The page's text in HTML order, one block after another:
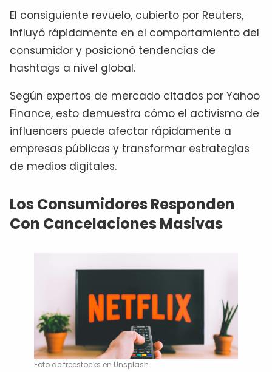
El consiguiente revuelo, cubierto por Reuters,
influyó rápidamente en el comportamiento del
consumidor y posicionó tendencias de
hashtags a nivel global.
Según expertos de mercado citados por Yahoo
Finance, esto demuestra cómo el activismo de
influencers puede afectar rápidamente a
empresas públicas y transformar estrategias
de medios digitales.
Los Consumidores Responden
Con Cancelaciones Masivas
Foto de freestocks en Unsplash